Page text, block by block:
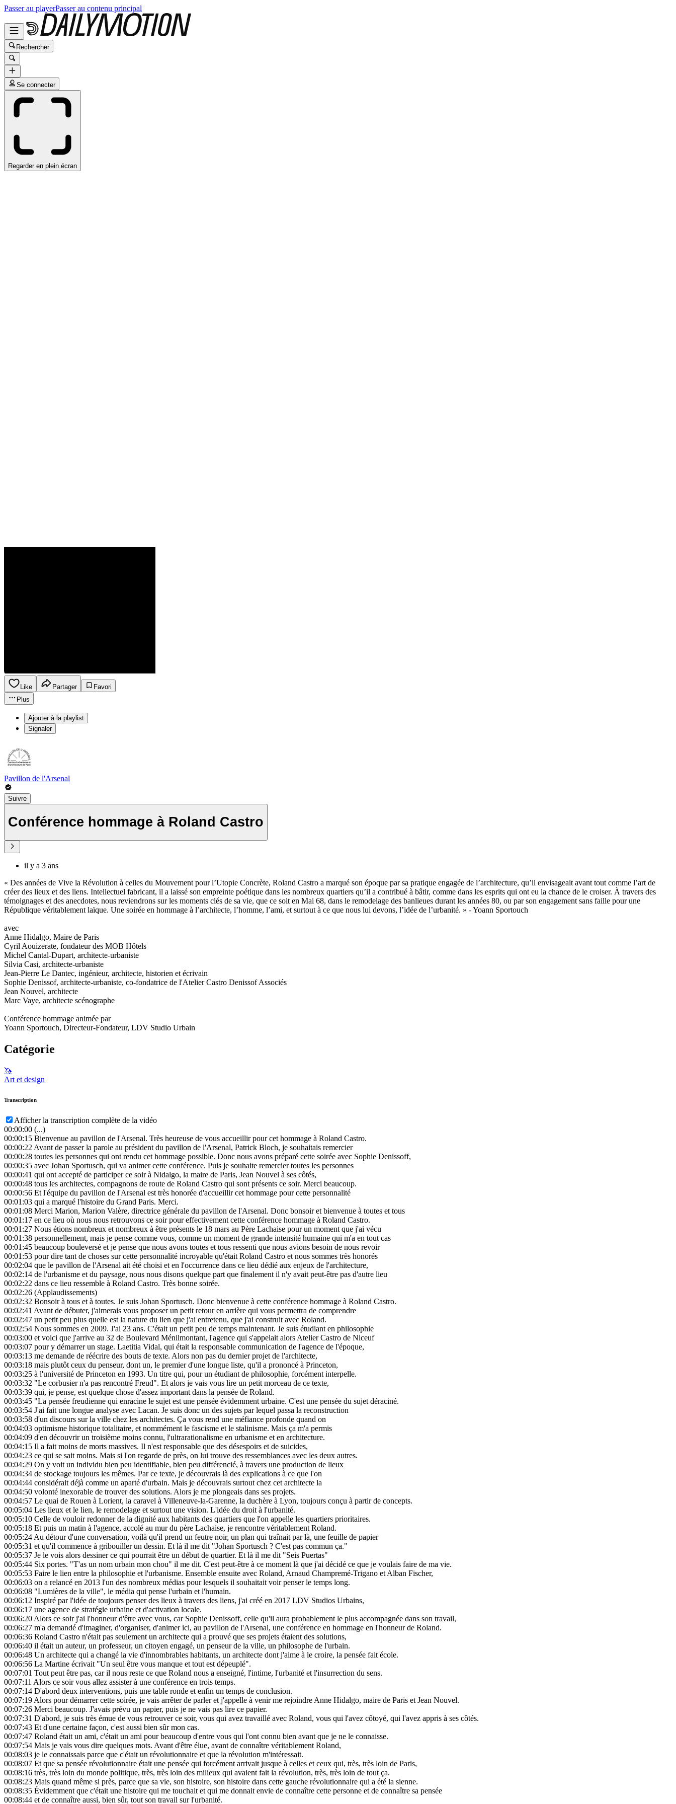
Passer au playerPasser au contenu principal
Rechercher
Se connecter
Regarder en plein écran
Like Partager
Favori
Plus
Ajouter à la playlist
Signaler
Pavillon de l'Arsenal
Suivre
Conférence hommage à Roland Castro
il y a 3 ans
« Des années de Vive la Révolution à celles du Mouvement pour l’Utopie Concrète, Roland Castro a marqué son époque par sa pratique engagée de l’architecture, qu’il envisageait avant tout comme l’art de
créer des lieux et des liens. Intellectuel fabricant, il a laissé son empreinte poétique dans les nombreux quartiers qu’il a contribué à bâtir, comme dans les esprits qui ont eu la chance de le croiser. À travers des
témoignages et des anecdotes, nous reviendrons sur les moments clés de sa vie, que ce soit en Mai 68, dans le remodelage des banlieues durant les années 80, ou par son engagement sans faille pour une
République véritablement laïque. Une soirée en hommage à l’architecte, l’homme, l’ami, et surtout à ce que nous lui devons, l’idée de l’urbanité. » - Yoann Sportouch
avec
Anne Hidalgo, Maire de Paris
Cyril Aouizerate, fondateur des MOB Hôtels
Michel Cantal-Dupart, architecte-urbaniste
Silvia Casi, architecte-urbaniste
Jean-Pierre Le Dantec, ingénieur, architecte, historien et écrivain
Sophie Denissof, architecte-urbaniste, co-fondatrice de l'Atelier Castro Denissof Associés
Jean Nouvel, architecte
Marc Vaye, architecte scénographe
Conférence hommage animée par
Yoann Sportouch, Directeur-Fondateur, LDV Studio Urbain
Catégorie
🦄
Art et design
Transcription
Afficher la transcription complète de la vidéo
00:00:00 (...)
00:00:15 Bienvenue au pavillon de l'Arsenal. Très heureuse de vous accueillir pour cet hommage à Roland Castro.
00:00:22Avant de passer la parole au président du pavillon de l'Arsenal, Patrick Bloch, je souhaitais remercier
00:00:28 toutes les personnes qui ont rendu cet hommage possible. Donc nous avons préparé cette soirée avec Sophie Denissoff,
00:00:35 avec Johan Sportusch, qui va animer cette conférence. Puis je souhaite remercier toutes les personnes
00:00:41 qui ont accepté de participer ce soir à Nidalgo, la maire de Paris, Jean Nouvel à ses côtés,
00:00:48 tous les architectes, compagnons de route de Roland Castro qui sont présents ce soir. Merci beaucoup.
00:00:56 Et l'équipe du pavillon de l'Arsenal est très honorée d'accueillir cet hommage pour cette personnalité
00:01:03 qui a marqué l'histoire du Grand Paris. Merci.
00:01:08 Merci Marion, Marion Valère, directrice générale du pavillon de l'Arsenal. Donc bonsoir et bienvenue à toutes et tous
00:01:17 en ce lieu où nous nous retrouvons ce soir pour effectivement cette conférence hommage à Roland Castro.
00:01:27 Nous étions nombreux et nombreux à être présents le 18 mars au Père Lachaise pour un moment que j'ai vécu
00:01:38 personnellement, mais je pense comme vous, comme un moment de grande intensité humaine qui m'a en tout cas
00:01:45 beaucoup bouleversé et je pense que nous avons toutes et tous ressenti que nous avions besoin de nous revoir
00:01:53 pour dire tant de choses sur cette personnalité incroyable qu'était Roland Castro et nous sommes très honorés
00:02:04 que le pavillon de l'Arsenal ait été choisi et en l'occurrence dans ce lieu dédié aux enjeux de l'architecture,
00:02:14 de l'urbanisme et du paysage, nous nous disons quelque part que finalement il n'y avait peut-être pas d'autre lieu
00:02:22 dans ce lieu ressemble à Roland Castro. Très bonne soirée.
00:02:26 (Applaudissements)
00:02:32 Bonsoir à tous et à toutes. Je suis Johan Sportusch. Donc bienvenue à cette conférence hommage à Roland Castro.
00:02:41 Avant de débuter, j'aimerais vous proposer un petit retour en arrière qui vous permettra de comprendre
00:02:47 un petit peu plus quelle est la nature du lien que j'ai entretenu, que j'ai construit avec Roland.
00:02:54 Nous sommes en 2009. J'ai 23 ans. C'était un petit peu de temps maintenant. Je suis étudiant en philosophie
00:03:00 et voici que j'arrive au 32 de Boulevard Ménilmontant, l'agence qui s'appelait alors Atelier Castro de Niceuf
00:03:07 pour y démarrer un stage. Laetitia Vidal, qui était la responsable communication de l'agence de l'époque,
00:03:13 me demande de réécrire des bouts de texte. Alors non pas du dernier projet de l'architecte,
00:03:18 mais plutôt ceux du penseur, dont un, le premier d'une longue liste, qu'il a prononcé à Princeton,
00:03:25 à l'université de Princeton en 1993. Un titre qui, pour un étudiant de philosophie, forcément interpelle.
00:03:32 "Le corbusier n'a pas rencontré Freud". Et alors je vais vous lire un petit morceau de ce texte,
00:03:39 qui, je pense, est quelque chose d'assez important dans la pensée de Roland.
00:03:45 "La pensée freudienne qui enracine le sujet est une pensée évidemment urbaine. C'est une pensée du sujet déraciné.
00:03:54 J'ai fait une longue analyse avec Lacan. Je suis donc un des sujets par lequel passa la reconstruction
00:03:58 d'un discours sur la ville chez les architectes. Ça vous rend une méfiance profonde quand on
00:04:03 optimisme historique totalitaire, et nommément le fascisme et le stalinisme. Mais ça m'a permis
00:04:09 d'en découvrir un troisième moins connu, l'ultrarationalisme en urbanisme et en architecture.
00:04:15 Il a fait moins de morts massives. Il n'est responsable que des désespoirs et de suicides,
00:04:23 ce qui se sait moins. Mais si l'on regarde de près, on lui trouve des ressemblances avec les deux autres.
00:04:29 On y voit un individu bien peu identifiable, bien peu différencié, à travers une production de lieux
00:04:34 de stockage toujours les mêmes. Par ce texte, je découvrais là des explications à ce que l'on
00:04:44 considérait déjà comme un aparté d'urbain. Mais je découvrais surtout chez cet architecte la
00:04:50 volonté inexorable de trouver des solutions. Alors je me plongeais dans ses projets.
00:04:57 Le quai de Rouen à Lorient, la caravel à Villeneuve-la-Garenne, la duchère à Lyon, toujours conçu à partir de concepts.
00:05:04 Les lieux et le lien, le remodelage et surtout une vision. L'idée du droit à l'urbanité.
00:05:10 Celle de vouloir redonner de la dignité aux habitants des quartiers que l'on appelle les quartiers prioritaires.
00:05:18 Et puis un matin à l'agence, accolé au mur du père Lachaise, je rencontre véritablement Roland.
00:05:24Au détour d'une conversation, voilà qu'il prend un feutre noir, un plan qui traînait par là, une feuille de papier
00:05:31 et qu'il commence à gribouiller un dessin. Et là il me dit "Johan Sportusch ? C'est pas commun ça."
00:05:37 Je le vois alors dessiner ce qui pourrait être un début de quartier. Et là il me dit "Seis Puertas"
00:05:44 Six portes. "T'as un nom urbain mon chou" il me dit. C'est peut-être à ce moment là que j'ai décidé ce que je voulais faire de ma vie.
00:05:53 Faire le lien entre la philosophie et l'urbanisme. Ensemble ensuite avec Roland, Arnaud Champremé-Trigano et Alban Fischer,
00:06:03 on a relancé en 2013 l'un des nombreux médias pour lesquels il souhaitait voir penser le temps long.
00:06:08 "Lumières de la ville", le média qui pense l'urbain et l'humain.
00:06:12 Inspiré par l'idée de toujours penser des lieux à travers des liens, j'ai créé en 2017 LDV Studios Urbains,
00:06:17 une agence de stratégie urbaine et d'activation locale.
00:06:20Alors ce soir j'ai l'honneur d'être avec vous, car Sophie Denissoff, celle qu'il aura probablement le plus accompagnée dans son travail,
00:06:27 m'a demandé d'imaginer, d'organiser, d'animer ici, au pavillon de l'Arsenal, une conférence en hommage en l'honneur de Roland.
00:06:36 Roland Castro n'était pas seulement un architecte qui a prouvé que ses projets étaient des solutions,
00:06:40 il était un auteur, un professeur, un citoyen engagé, un penseur de la ville, un philosophe de l'urbain.
00:06:48 Un architecte qui a changé la vie d'innombrables habitants, un architecte dont j'aime à le croire, la pensée fait école.
00:06:56 La Martine écrivait "Un seul être vous manque et tout est dépeuplé".
00:07:01 Tout peut être pas, car il nous reste ce que Roland nous a enseigné, l'intime, l'urbanité et l'insurrection du sens.
00:07:11 Alors ce soir vous allez assister à une conférence en trois temps.
00:07:14 D'abord deux interventions, puis une table ronde et enfin un temps de conclusion.
00:07:19Alors pour démarrer cette soirée, je vais arrêter de parler et j'appelle à venir me rejoindre Anne Hidalgo, maire de Paris et Jean Nouvel.
00:07:26 Merci beaucoup. J'avais prévu un papier, puis je ne vais pas lire ce papier.
00:07:31 D'abord, je suis très émue de vous retrouver ce soir, vous qui avez travaillé avec Roland, vous qui l'avez côtoyé, qui l'avez appris à ses côtés.
00:07:43 Et d'une certaine façon, c'est aussi bien sûr mon cas.
00:07:47 Roland était un ami, c'était un ami pour beaucoup d'entre vous qui l'ont connu bien avant que je ne le connaisse.
00:07:54 Mais je vais vous dire quelques mots. Avant d'être élue, avant de connaître véritablement Roland,
00:08:03 je le connaissais parce que c'était un révolutionnaire et que la révolution m'intéressait.
00:08:07 Et que sa pensée révolutionnaire était une pensée qui forcément arrivait jusque à celles et ceux qui, très, très loin de Paris,
00:08:16 très, très loin du monde politique, très, très loin des milieux qui avaient fait la révolution, très, très loin de tout ça.
00:08:23 Mais quand même si près, parce que sa vie, son histoire, son histoire dans cette gauche révolutionnaire qui a été la sienne.
00:08:35 Évidemment que c'était une histoire qui me touchait et qui me donnait envie de connaître cette personne et de connaître sa pensée
00:08:44 et de connaître aussi, bien sûr, tout son travail sur l'urbanité.